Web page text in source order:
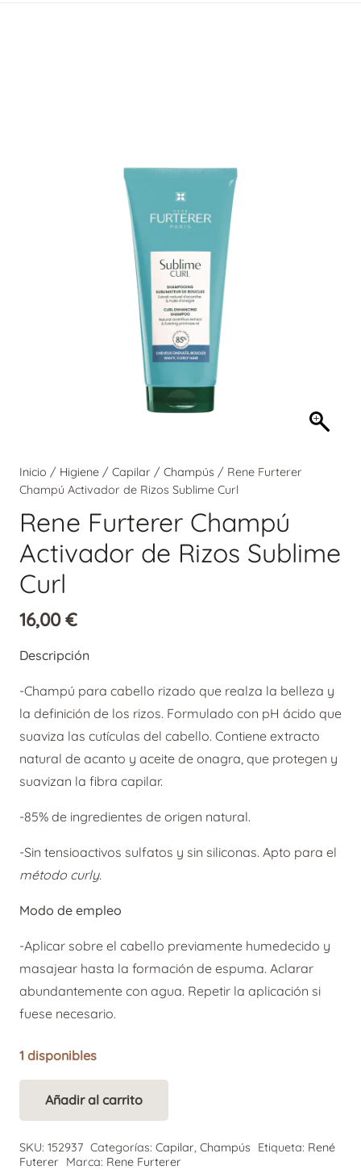
Inicio / Higiene / Capilar / Champús / Rene Furterer
Champú Activador de Rizos Sublime Curl
Rene Furterer Champú
Activador de Rizos Sublime
Curl
16,00€
Descripción
-Champú para cabello rizado que realza la belleza y
la definición de los rizos. Formulado con pH ácido que
suaviza las cutículas del cabello. Contiene extracto
natural de acanto y aceite de onagra, que protegen y
suavizan la fibra capilar.
-85% de ingredientes de origen natural.
-Sin tensioactivos sulfatos y sin siliconas. Apto para el
método curly.
Modo de empleo
-Aplicar sobre el cabello previamente humedecido y
masajear hasta la formación de espuma. Aclarar
abundantemente con agua. Repetir la aplicación si
fuese necesario.
1 disponibles
Champú
Añadir al carrito
SKU: 152937 Categorías: Capilar Champús Etiqueta: René
Futerer
Marca: Rene Furterer